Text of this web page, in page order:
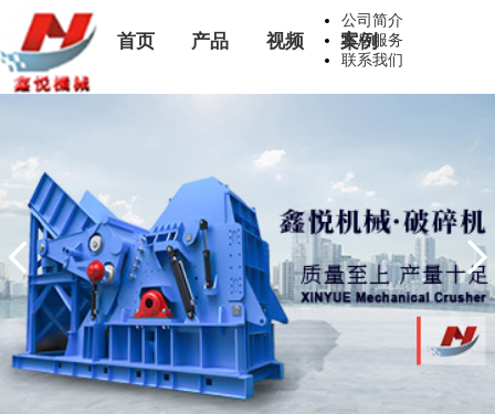
首页 产品 视频 案例
公司简介
售后服务
联系我们